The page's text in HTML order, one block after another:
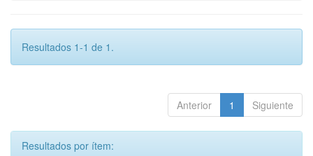
Resultados 1-1 de 1.
Anterior 1 Siguiente
Resultados por ítem: